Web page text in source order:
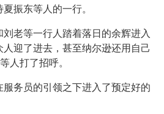
振东等人的一行。
老等一行人踏着落日的余辉进入
迎了进去，甚至纳尔逊还用自己
人打了招呼。
务员的引领之下进入了预定好的